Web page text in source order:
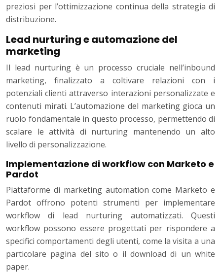
preziosi per l’ottimizzazione continua della strategia di
distribuzione.
Lead nurturing e automazione del
marketing
Il lead nurturing è un processo cruciale nell’inbound
marketing, finalizzato a coltivare relazioni con i
potenziali clienti attraverso interazioni personalizzate e
contenuti mirati. L’automazione del marketing gioca un
ruolo fondamentale in questo processo, permettendo di
scalare le attività di nurturing mantenendo un alto
livello di personalizzazione.
Implementazione di workflow con Marketo e
Pardot
Piattaforme di marketing automation come Marketo e
Pardot offrono potenti strumenti per implementare
workflow di lead nurturing automatizzati. Questi
workflow possono essere progettati per rispondere a
specifici comportamenti degli utenti, come la visita a una
particolare pagina del sito o il download di un white
paper.